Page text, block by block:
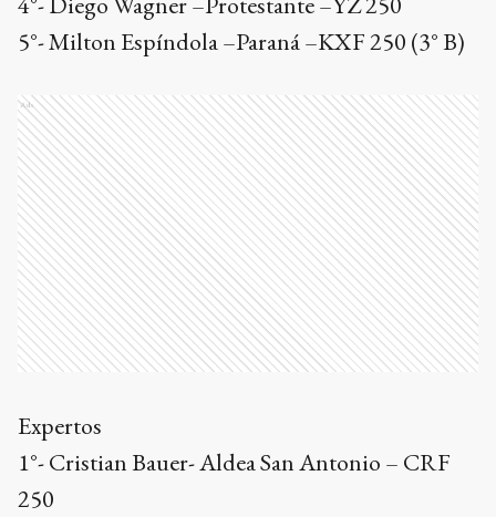
5°- Milton Espíndola –Paraná –KXF 250 (3° B)
Ads
Expertos
1°- Cristian Bauer- Aldea San Antonio – CRF
250